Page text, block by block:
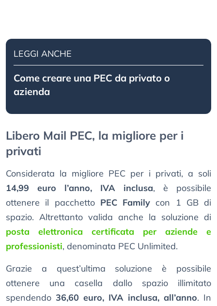
LEGGI ANCHE
Come creare una PEC da privato o
azienda
Libero Mail PEC, la migliore per i
privati
Considerata la migliore PEC per i privati, a soli
14,99 euro l’anno, IVA inclusa, è possibile
ottenere il pacchetto PEC Family con 1 GB di
spazio. Altrettanto valida anche la soluzione di
posta elettronica certificata per aziende e
professionisti, denominata PEC Unlimited.
Grazie a quest’ultima soluzione è possibile
ottenere una casella dallo spazio illimitato
spendendo 36,60 euro, IVA inclusa, all’anno. In